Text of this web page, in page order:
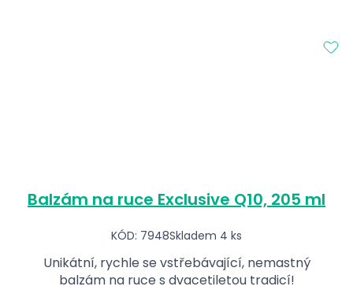
Balzám na ruce Exclusive Q10, 205 ml
KÓD: 7948Skladem 4 ks
Unikátní, rychle se vstřebávající, nemastný
balzám na ruce s dvacetiletou tradicí!